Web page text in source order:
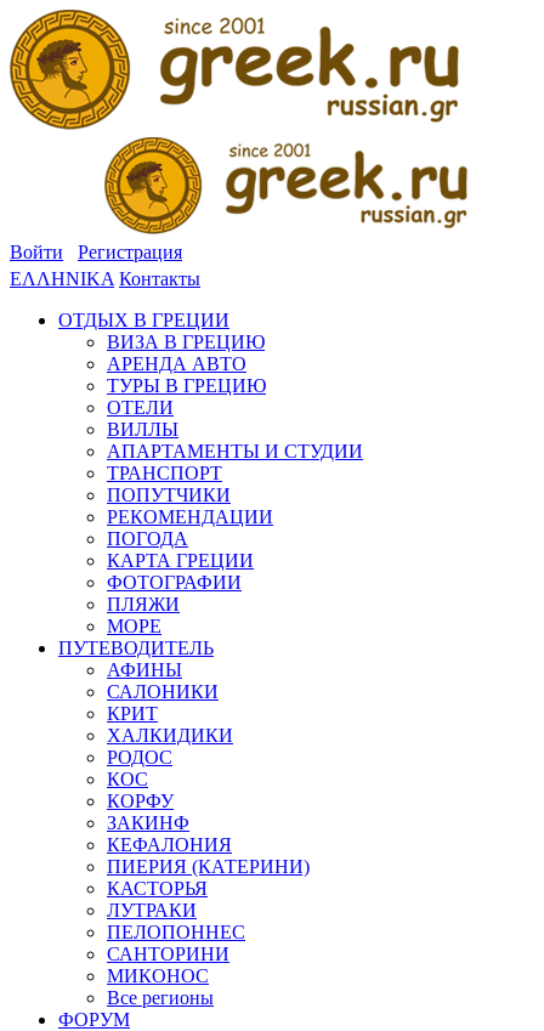
Войти
Регистрация
ΕΛΛΗΝΙΚΑ Контакты
ОТДЫХ В ГРЕЦИИ
ВИЗА В ГРЕЦИЮ
АРЕНДА АВТО
ТУРЫ В ГРЕЦИЮ
ОТЕЛИ
ВИЛЛЫ
АПАРТАМЕНТЫ И СТУДИИ
ТРАНСПОРТ
ПОПУТЧИКИ
РЕКОМЕНДАЦИИ
ПОГОДА
КАРТА ГРЕЦИИ
ФОТОГРАФИИ
ПЛЯЖИ
МОРЕ
ПУТЕВОДИТЕЛЬ
АФИНЫ
САЛОНИКИ
КРИТ
ХАЛКИДИКИ
РОДОС
КОС
КОРФУ
ЗАКИНФ
КЕФАЛОНИЯ
ПИЕРИЯ (КАТЕРИНИ)
КАСТОРЬЯ
ЛУТРАКИ
ПЕЛОПОННЕС
САНТОРИНИ
МИКОНОС
Все регионы
ФОРУМ